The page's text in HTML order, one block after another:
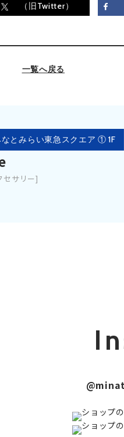
（旧Twitter）
一覧へ戻る
とみらい東急スクエア ① 1F
セサリー]